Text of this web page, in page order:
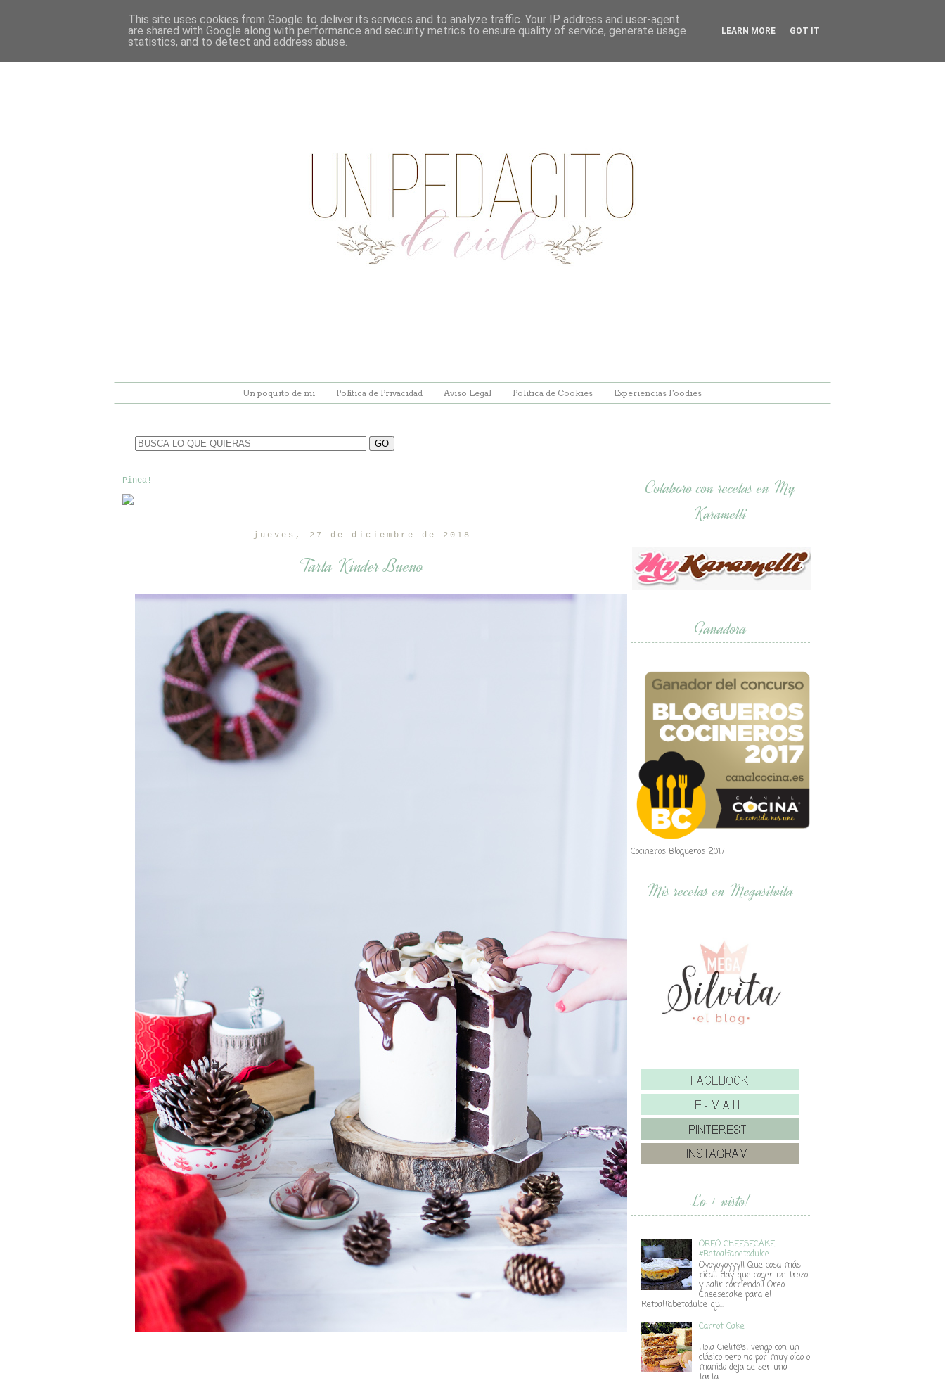
Un poquito de mi Política de Privacidad Aviso Legal Politica de Cookies Experiencias Foodies
Pinea!
jueves, 27 de diciembre de 2018
Tarta Kinder Bueno
Colaboro con recetas en My
Karamelli
Ganadora
Cocineros Blogueros 2017
Mis recetas en Megasilvita
Lo + visto!
OREO CHEESECAKE
#Retoalfabetodulce
Oyoyoyoyyy!! Que cosa más
rica!! Hay que coger un trozo
y salir corriendo!! Oreo
Cheesecake para el
Retoalfabetodulce qu...
Carrot Cake
Hola Cielit@s! vengo con un
clásico pero no por muy oído o
manido deja de ser una
tarta...
This site uses cookies from Google to deliver its services and to analyze traffic. Your IP address and user-agent
are shared with Google along with performance and security metrics to ensure quality of service, generate usage
statistics, and to detect and address abuse.
LEARN MORE GOT IT